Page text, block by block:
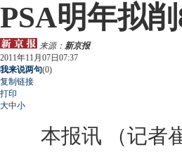
PSA明年拟
来源：新京报
2011年11月07日07:37
我来说两句(0)
复制链接
打印
大中小
本报讯 （记者崔